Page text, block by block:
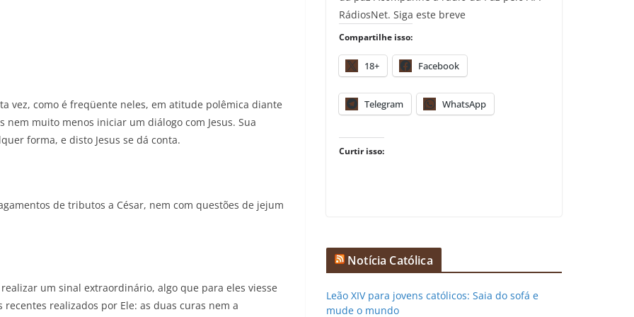
vez, como é freqüente neles, em atitude polêmica diante
nem muito menos iniciar um diálogo com Jesus. Sua
forma, e disto Jesus se dá conta.
de tributos a César, nem com questões de jejum
um sinal extraordinário, algo que para eles viesse
realizados por Ele: as duas curas nem a
RádiosNet. Siga este breve
Compartilhe isso:
18+ Facebook
Telegram WhatsApp
Curtir isso:
Notícia Católica
Leão XIV para jovens católicos: Saia do sofá e
mude o mundo